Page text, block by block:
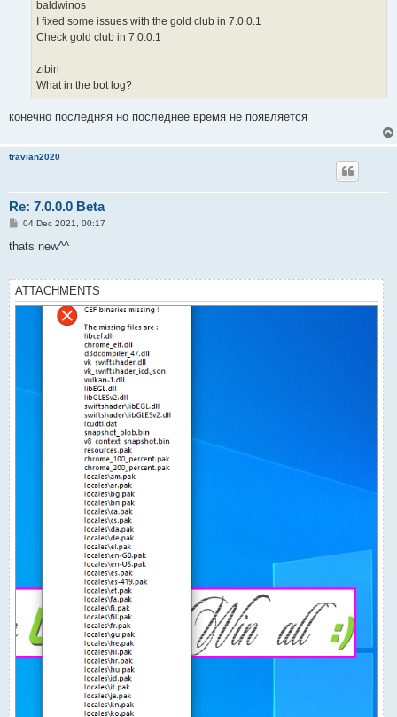
baldwinos
I fixed some issues with the gold club in 7.0.0.1
Check gold club in 7.0.0.1
zibin
What in the bot log?
конечно последняя но последнее время не появляется
travian2020
Re: 7.0.0.0 Beta
P
s
04 Dec 2021, 00:17
thats new^^
ATTACHMENTS